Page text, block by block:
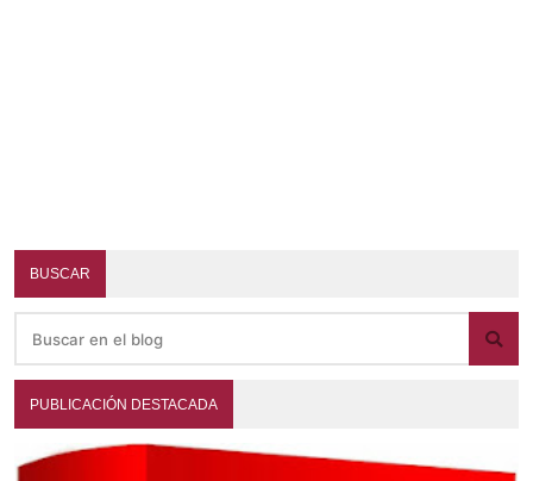
BUSCAR
PUBLICACIÓN DESTACADA